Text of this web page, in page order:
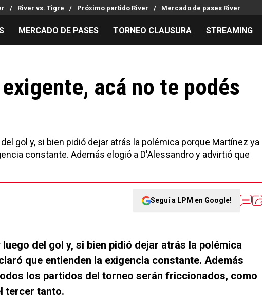
River vs. Tigre Próximo partido River Mercado de pases River
Mercado de Pases
Análisis tácticos
Streaming
Entradas
Noticias
Guías
MERCADO DE PASES TORNEO CLAUSURA STREAMING
acá no te podés
gol y, si bien pidió dejar atrás la polémica porque Martínez ya
constante. Además elogió a D'Alessandro y advirtió que
Seguí a LPM en Google!
del gol y, si bien pidió dejar atrás la polémica
que entienden la exigencia constante. Además
los partidos del torneo serán friccionados, como
tercer tanto.